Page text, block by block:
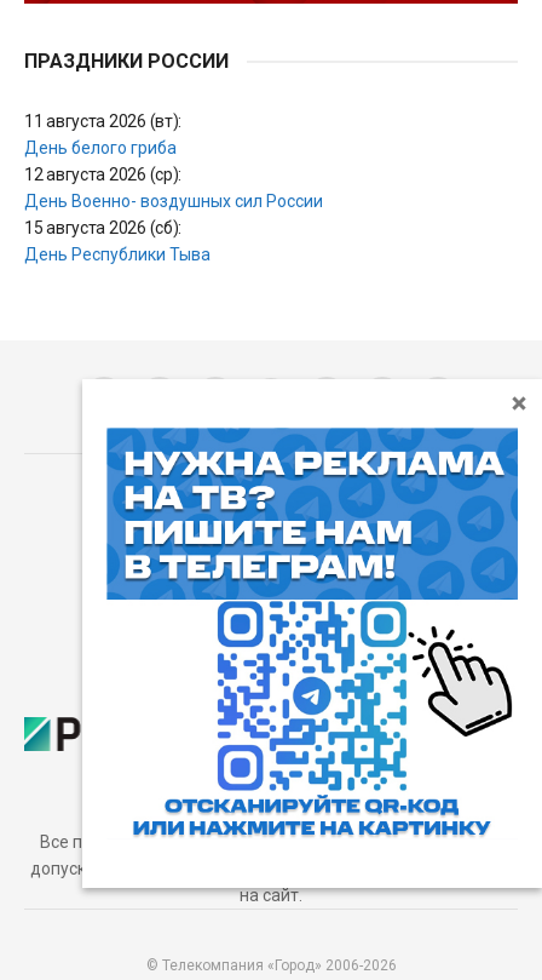
ПРАЗДНИКИ РОССИИ
11 августа 2026 (вт):
День белого гриба
12 августа 2026 (ср):
День Военно- воздушных сил России
15 августа 2026 (сб):
День Республики Тыва
Пользовательское соглашение
Все права защищены. Любое использование материалов
допускается только с согласия редакции, а также с ссылкой
на сайт.
© Телекомпания «Город» 2006-2026